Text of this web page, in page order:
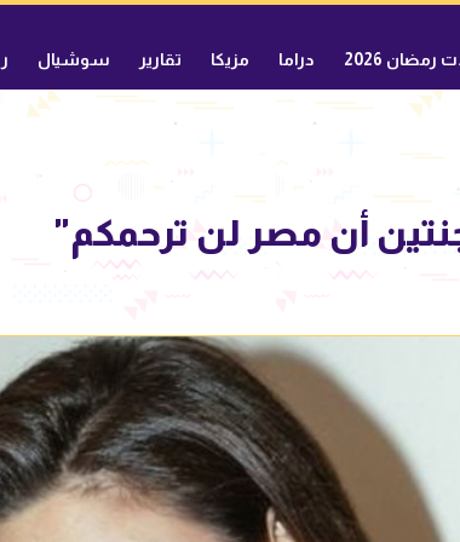
2026 دراما مزيكا تقارير سوشيال
أن مصر لن ترحمكم"